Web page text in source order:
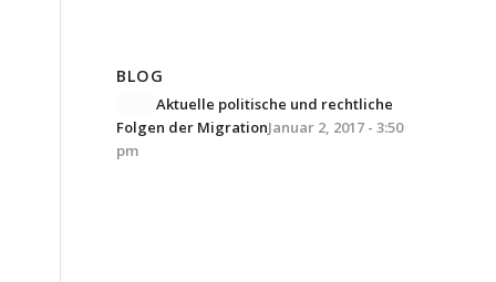
BLOG
Aktuelle politische und rechtliche
Folgen der MigrationJanuar 2, 2017 - 3:50
pm